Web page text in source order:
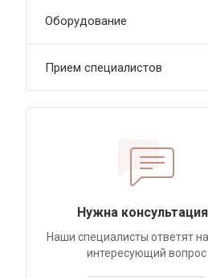
Оборудование
Прием специалистов
Нужна
Наши специалисты ответят
интересующий вопрос